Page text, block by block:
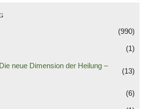
(990)
(1)
neue Dimension der Heilung –
(13)
(6)